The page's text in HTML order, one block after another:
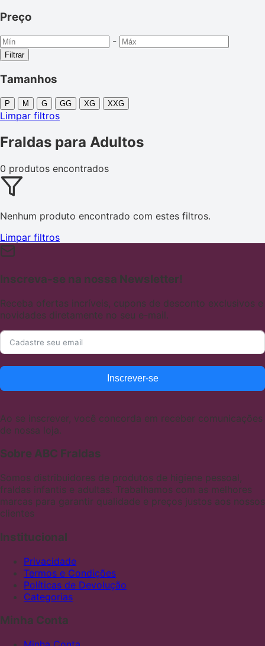
Preço
-
Filtrar
Tamanhos
P M G GG XG XXG
Limpar filtros
Fraldas para Adultos
0 produtos encontrados
Nenhum produto encontrado com estes filtros.
Limpar filtros
Inscreva-se na nossa Newsletter!
Receba ofertas incríveis, cupons de desconto exclusivos e
novidades diretamente no seu e-mail.
Inscrever-se
Ao se inscrever, você concorda em receber comunicações
de nossa loja.
Sobre ABC Fraldas
Somos distribuidores de produtos de higiene pessoal,
fraldas infantis e adultas. Trabalhamos com as melhores
marcas para garantir qualidade e preços justos aos nossos
clientes
Institucional
Privacidade
Termos e Condições
Políticas de Devolução
Categorias
Minha Conta